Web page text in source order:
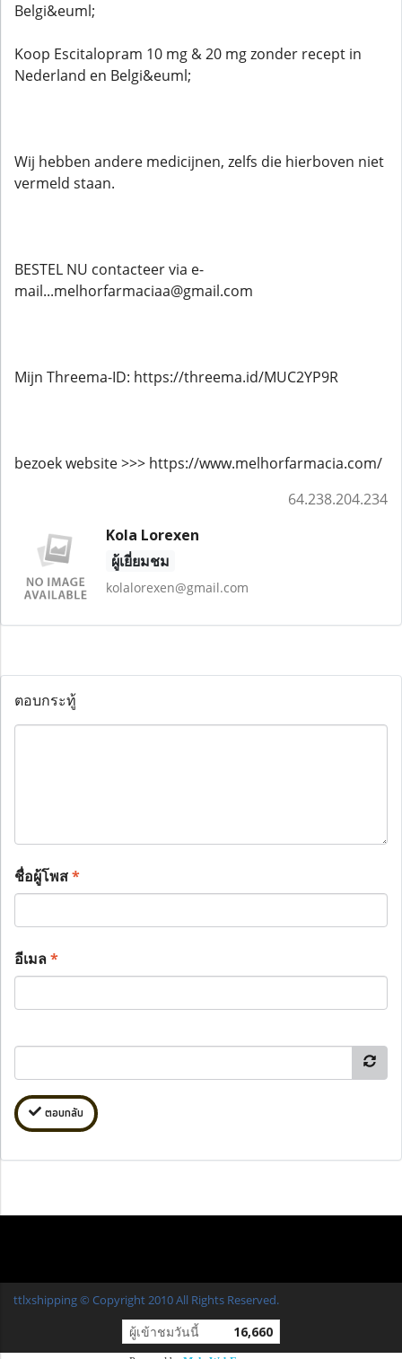
Belgi&euml;
Koop Escitalopram 10 mg & 20 mg zonder recept in
Nederland en Belgi&euml;
Wij hebben andere medicijnen, zelfs die hierboven niet
vermeld staan.
BESTEL NU contacteer via e-
mail...melhorfarmaciaa@gmail.com
Mijn Threema-ID: https://threema.id/MUC2YP9R
bezoek website >>> https://www.melhorfarmacia.com/
64.238.204.234
Kola Lorexen
ผู้เยี่ยมชม
kolalorexen@gmail.com
ตอบกระทู้
ชื่อผู้โพส*
อีเมล*
ตอบกลับ
ttlxshipping © Copyright 2010 All Rights Reserved.
ผู้เข้าชมวันนี้ 16,660